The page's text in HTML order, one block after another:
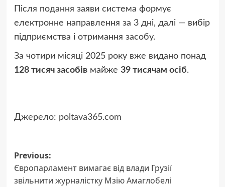
Після подання заяви система формує
електронне направлення за 3 дні, далі — вибір
підприємства і отримання засобу.
За чотири місяці 2025 року вже видано понад
128 тисяч засобівмайже 39 тисячам осіб.
Джерело: poltava365.com
Post
navigation
Previous:
Європарламент вимагає від влади Грузії
звільнити журналістку Мзію Амаглобелі